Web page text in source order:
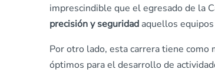
imprescindible que el egresado de la
precisión y seguridad aquellos
Por otro lado, esta carrera tiene
óptimos para el desarrollo de